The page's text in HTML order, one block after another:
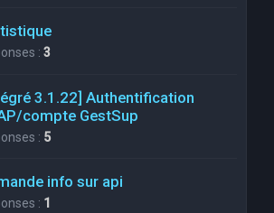
: 3
3.1.22] Authentification
compte GestSup
: 5
info sur api
: 1